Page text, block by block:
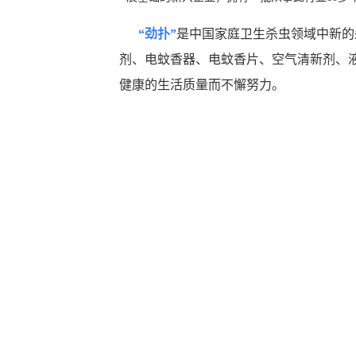
“劲扑”是中国家庭卫生杀虫领域中新
剂、电蚊香器、电蚊香片、空气清新剂、
健康的生活质量而不懈努力。